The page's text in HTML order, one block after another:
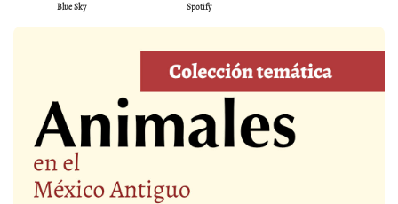
Blue Sky Spotify